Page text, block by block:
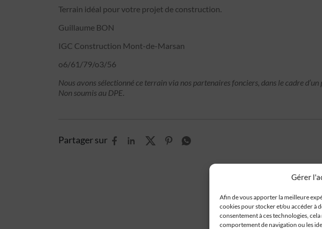
Gérer
Afin de vous apporter la meilleure
cookies pour stocker et/ou accéder à
consentement à ces technologies,
comportement de navigation ou les
Terrain idéal pour votre projet de construction.
Guillaume BON
IGC Construction Mont-de-Marsan
o6/61/79/o3/56
Nous avons sélectionné ce terrain via nos partenaires fonciers, dans le cadre
Non soumis au DPE.
Partager sur